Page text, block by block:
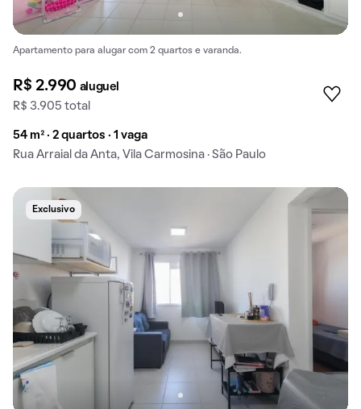
Apartamento para alugar com 2 quartos e varanda.
R$ 2.990 aluguel
R$ 3.905 total
54 m² · 2 quartos · 1 vaga
Rua Arraial da Anta, Vila Carmosina · São Paulo
Exclusivo